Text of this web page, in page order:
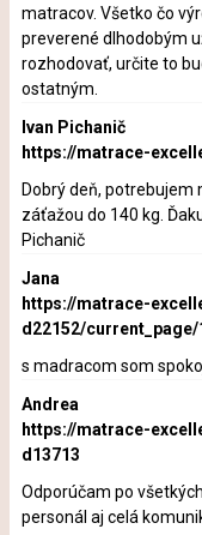
matracov. Všetko čo
preverené dlhodobým
rozhodovať, určite to
ostatným.
Ivan Pichanič
https://matrace-
Dobrý deň,
záťažou do 140 kg.
Pichanič
Jana
https://matrace-
d22152/current_page/
s madracom som
Andrea
https://matrace-
d13713
Odporúčam po
personál aj celá